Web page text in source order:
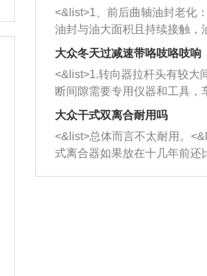
西取出来。但如果是因为积碳
的堵塞，就需要将三元催化器
洗剂对堵塞的情况得到解决，
放在燃油箱中，与燃油混合后
动时，就可以和汽油一起进入
室，最后形成废气排出，就可
催化器得到清洗，排气管堵塞
能够得到解决。
一圈半的练习，往右同样也要
圈数。 <&list>3、最后强调要
习，这样就可以形成肌肉记忆
驾驶车辆时，不需要记忆也能
向。
<&list>1、前后曲轴油封老化
油封与油大面积且持续接触，
和发动机内持续温度变化使其
逐渐减弱，导致渗油或漏油。
活塞间隙过大：积碳会使活塞
的间隙扩大，导致机油流入燃
造成烧机油。<&list>3、机油粘
机油粘度过小的话，同样会有
象，机油粘度过小具有很好的
大众冬天过减速带咯吱咯吱响
<&list>1.转向器拉杆头有较大
断间隙需要专用仪器和工具，
无法制作，需要将车辆送到修
店；<&list>2.车辆半轴套管防
裂，破裂后会出现漏油现象，
损严重，磨损的半轴容易损坏
响；<&list>3.稳定器的转向胶
大众干式双离合耐用吗
<&list>总体而言不太耐用。
式离合器如果放在十几年前还